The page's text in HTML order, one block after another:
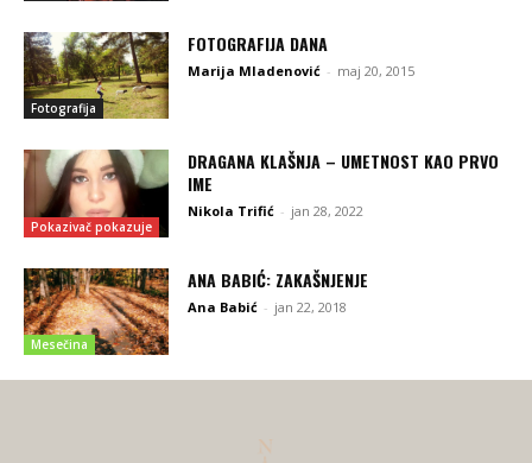
Fotografija
FOTOGRAFIJA DANA
Marija Mladenović - maj 20, 2015
Pokazivač pokazuje
DRAGANA KLAŠNJA – UMETNOST KAO PRVO
IME
Nikola Trifić - jan 28, 2022
Mesečina
ANA BABIĆ: ZAKAŠNJENJE
Ana Babić - jan 22, 2018